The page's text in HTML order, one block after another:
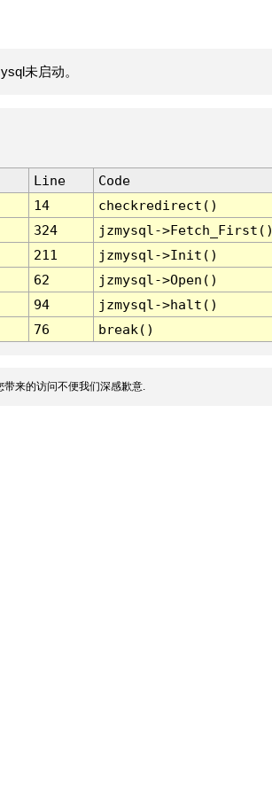
未启动。
Line
Code
14
checkredirect()
324
jzmysql-
211
jzmysql->Init()
62
jzmysql->Open()
94
jzmysql->halt()
76 break()
来的访问不便我们深感歉意.